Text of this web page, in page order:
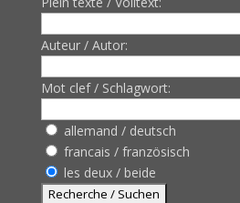
Auteur / Autor:
Mot clef / Schlagwort:
allemand / deutsch
francais / französisch
les deux / beide